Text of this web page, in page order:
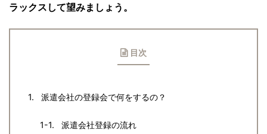
ラックスして望みましょう。
目次
派遣会社の登録会で何をするの？
派遣会社登録の流れ